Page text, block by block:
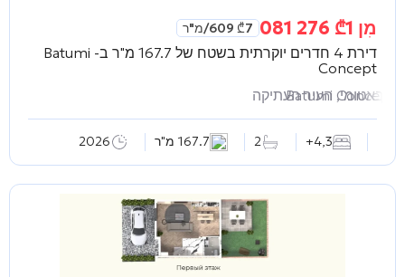
מִן ₾1 276 081
₾7 609 /מ"ר
דירת 4 חדרים יוקרתית בשטח של 167.7 מ"ר ב-
Batumi
Concept
באטומי, העיר העתיקה
Batumi Concept
3
,
4+
2 167.7 מ"ר 2026